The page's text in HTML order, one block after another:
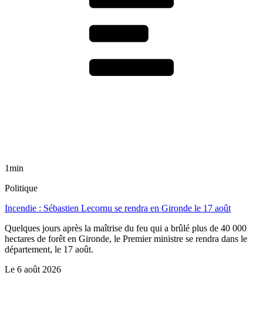
1min
Politique
Incendie : Sébastien Lecornu se rendra en Gironde le 17 août
Quelques jours après la maîtrise du feu qui a brûlé plus de 40 000
hectares de forêt en Gironde, le Premier ministre se rendra dans le
département, le 17 août.
Le 6 août 2026